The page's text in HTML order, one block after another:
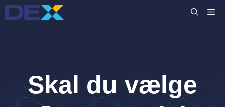
Hop
til
Skal du vælge